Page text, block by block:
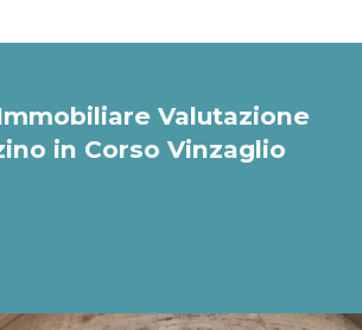
Valutazione
in Corso Vinzaglio